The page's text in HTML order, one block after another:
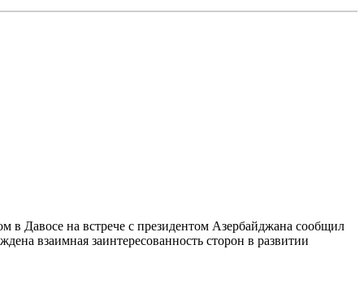
в Давосе на встрече с президентом Азербайджана сообщил
взаимная заинтересованность сторон в развитии